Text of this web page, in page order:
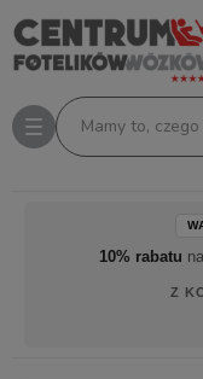
Mamy to, czego
10% rabatu
Z